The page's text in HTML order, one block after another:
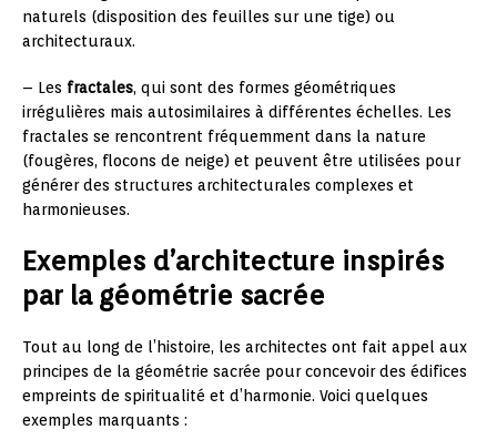
naturels (disposition des feuilles sur une tige) ou
architecturaux.
– Les fractales, qui sont des formes géométriques
irrégulières mais autosimilaires à différentes échelles. Les
fractales se rencontrent fréquemment dans la nature
(fougères, flocons de neige) et peuvent être utilisées pour
générer des structures architecturales complexes et
harmonieuses.
Exemples d’architecture inspirés
par la géométrie sacrée
Tout au long de l’histoire, les architectes ont fait appel aux
principes de la géométrie sacrée pour concevoir des édifices
empreints de spiritualité et d’harmonie. Voici quelques
exemples marquants :